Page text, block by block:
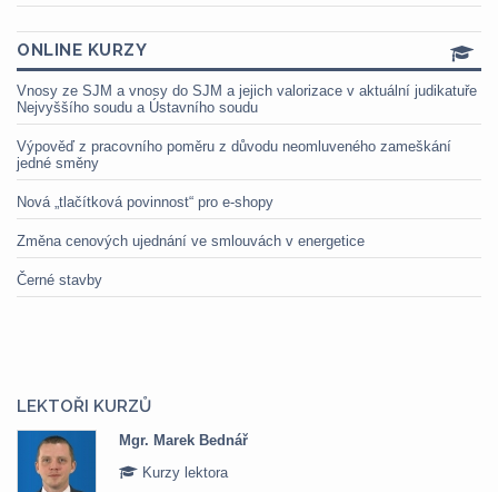
ONLINE KURZY
Vnosy ze SJM a vnosy do SJM a jejich valorizace v aktuální judikatuře
Nejvyššího soudu a Ústavního soudu
Výpověď z pracovního poměru z důvodu neomluveného zameškání
jedné směny
Nová „tlačítková povinnost“ pro e-shopy
Změna cenových ujednání ve smlouvách v energetice
Černé stavby
LEKTOŘI KURZŮ
Mgr. Veronika Pázmányová
Kurzy lektora